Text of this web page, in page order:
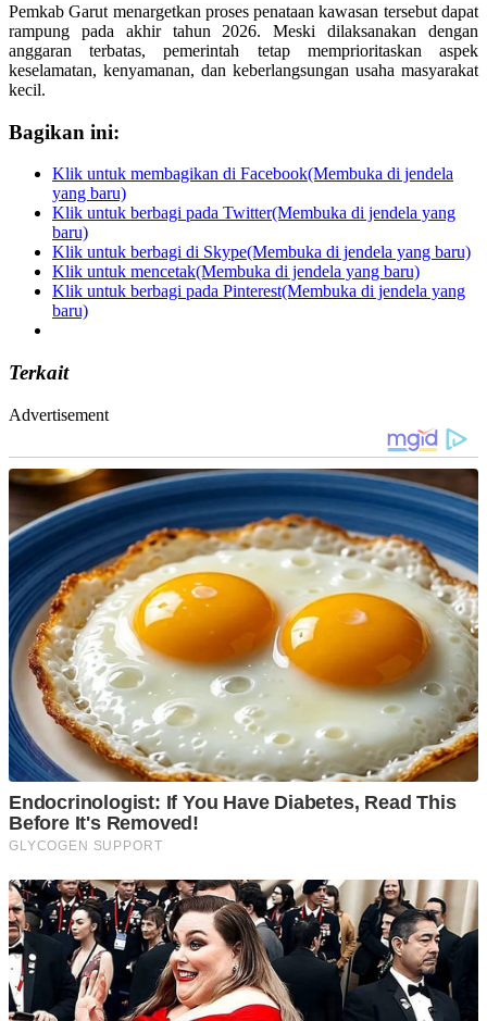
Pemkab Garut menargetkan proses penataan kawasan tersebut dapat
rampung pada akhir tahun 2026. Meski dilaksanakan dengan
anggaran terbatas, pemerintah tetap memprioritaskan aspek
keselamatan, kenyamanan, dan keberlangsungan usaha masyarakat
kecil.
Bagikan ini:
Klik untuk membagikan di Facebook(Membuka di jendela
yang baru)
Klik untuk berbagi pada Twitter(Membuka di jendela yang
baru)
Klik untuk berbagi di Skype(Membuka di jendela yang baru)
Klik untuk mencetak(Membuka di jendela yang baru)
Klik untuk berbagi pada Pinterest(Membuka di jendela yang
baru)
Terkait
Advertisement